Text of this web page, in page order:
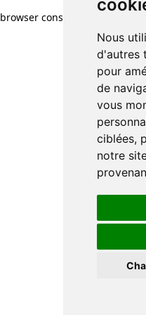
Nous
d'autres
pour
de
vous
ciblées,
notre
browser console for more